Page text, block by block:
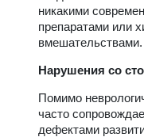
никакими
препаратами или
вмешательствами.
Нарушения со
Помимо
часто
дефектами